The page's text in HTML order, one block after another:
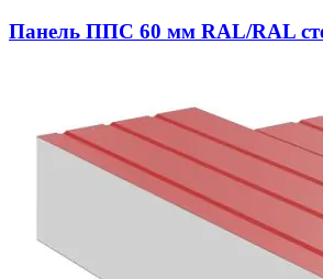
Панель ППС 60 мм RAL/RAL